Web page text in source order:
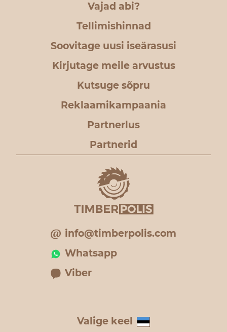
Vajad abi?
Tellimishinnad
Soovitage uusi iseärasusi
Kirjutage meile arvustus
Kutsuge sõpru
Reklaamikampaania
Partnerlus
Partnerid
info@timberpolis.com
Whatsapp
Viber
Valige keel